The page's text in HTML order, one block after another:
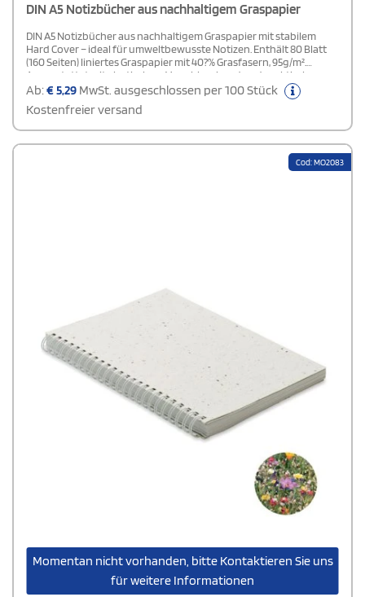
DIN A5 Notizbücher aus nachhaltigem Graspapier
DIN A5 Notizbücher aus nachhaltigem Graspapier mit stabilem
Hard Cover – ideal für umweltbewusste Notizen. Enthält 80 Blatt
(160 Seiten) liniertes Graspapier mit 40?% Grasfasern, 95g/m².
Ausgestattet mit elastischem Verschlussband und praktischem
Lesebändchen. Hergestellt in der EU und perfekt für
personalisierte Werbebotschaften. Bei StampaSi kombinieren Sie
Nachhaltigkeit mit erstklassigem Druckservice.
Ab:€5,29 MwSt. ausgeschlossen per 100 Stück
Kostenfreier versand
Cod: MO2083
Momentan nicht vorhanden, bitte Kontaktieren Sie uns
für weitere Informationen